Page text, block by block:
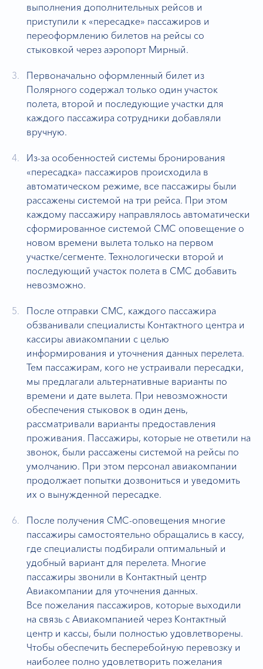
выполнения дополнительных рейсов и
приступили к «пересадке» пассажиров и
переоформлению билетов на рейсы со
стыковкой через аэропорт Мирный.
Первоначально оформленный билет из
Полярного содержал только один участок
полета, второй и последующие участки для
каждого пассажира сотрудники добавляли
вручную.
Из-за особенностей системы бронирования
«пересадка» пассажиров происходила в
автоматическом режиме, все пассажиры были
рассажены системой на три рейса. При этом
каждому пассажиру направлялось автоматически
сформированное системой СМС оповещение о
новом времени вылета только на первом
участке/сегменте. Технологически второй и
последующий участок полета в СМС добавить
невозможно.
После отправки СМС, каждого пассажира
обзванивали специалисты Контактного центра и
кассиры авиакомпании с целью
информирования и уточнения данных перелета.
Тем пассажирам, кого не устраивали пересадки,
мы предлагали альтернативные варианты по
времени и дате вылета. При невозможности
обеспечения стыковок в один день,
рассматривали варианты предоставления
проживания. Пассажиры, которые не ответили на
звонок, были рассажены системой на рейсы по
умолчанию. При этом персонал авиакомпании
продолжает попытки дозвониться и уведомить
их о вынужденной пересадке.
После получения СМС-оповещения многие
пассажиры самостоятельно обращались в кассу,
где специалисты подбирали оптимальный и
удобный вариант для перелета. Многие
пассажиры звонили в Контактный центр
Авиакомпании для уточнения данных.
Все пожелания пассажиров, которые выходили
на связь с Авиакомпанией через Контактный
центр и кассы, были полностью удовлетворены.
Чтобы обеспечить бесперебойную перевозку и
наиболее полно удовлетворить пожелания